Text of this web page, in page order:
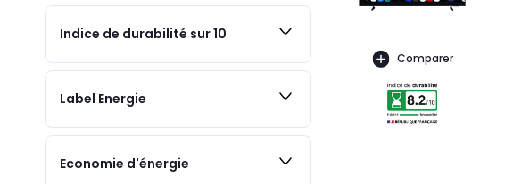
Indice de durabilité sur 10
Label Energie
Economie d'énergie
Comparer